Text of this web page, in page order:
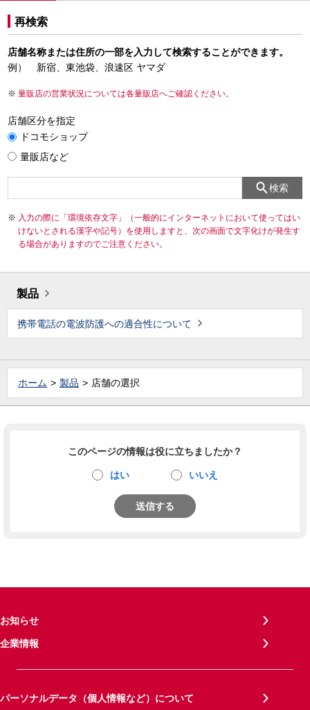
再検索
店舗名称または住所の一部を入力して検索することができます。
例） 新宿、東池袋、浪速区 ヤマダ
量販店の営業状況については各量販店へご確認ください。
店舗区分を指定
ドコモショップ
量販店など
検索
入力の際に「環境依存文字」（一般的にインターネットにおいて使ってはい
けないとされる漢字や記号）を使用しますと、次の画面で文字化けが発生す
る場合がありますのでご注意ください。
製品
携帯電話の電波防護への適合性について
ホーム 製品 店舗の選択
このページの情報は役に立ちましたか？
はい いいえ
送信する
お知らせ
企業情報
パーソナルデータ（個人情報など）について